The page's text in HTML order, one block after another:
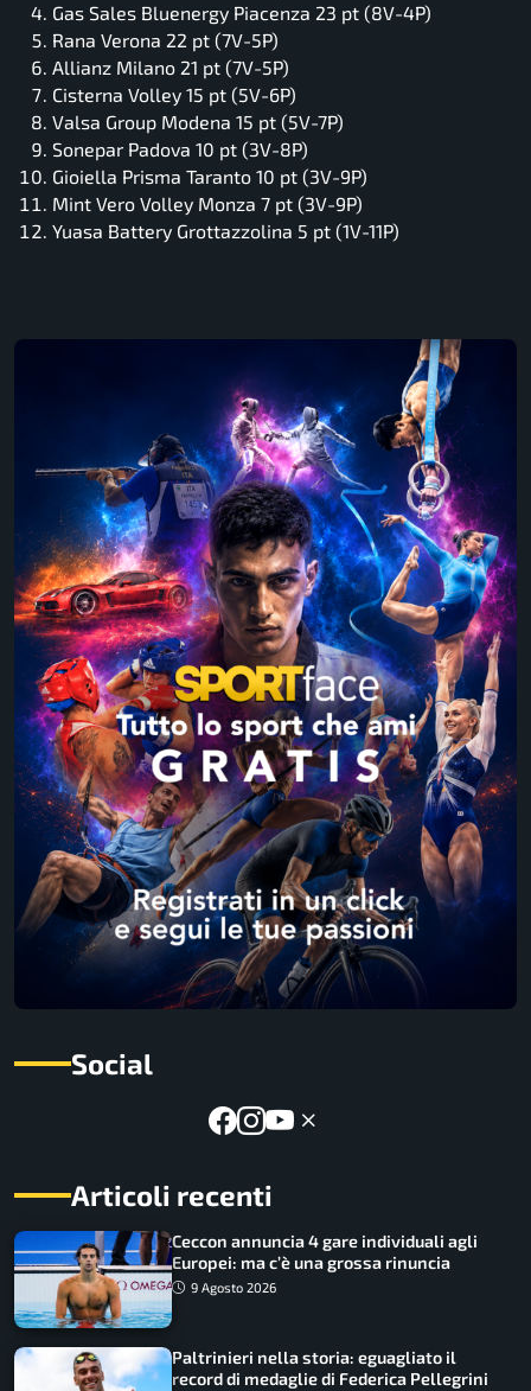
Gas Sales Bluenergy Piacenza 23 pt (8V-4P)
Rana Verona 22 pt (7V-5P)
Allianz Milano 21 pt (7V-5P)
Cisterna Volley 15 pt (5V-6P)
Valsa Group Modena 15 pt (5V-7P)
Sonepar Padova 10 pt (3V-8P)
Gioiella Prisma Taranto 10 pt (3V-9P)
Mint Vero Volley Monza 7 pt (3V-9P)
Yuasa Battery Grottazzolina 5 pt (1V-11P)
Social
Articoli recenti
Ceccon annuncia 4 gare individuali agli
Europei: ma c’è una grossa rinuncia
9 Agosto 2026
Paltrinieri nella storia: eguagliato il
record di medaglie di Federica Pellegrini